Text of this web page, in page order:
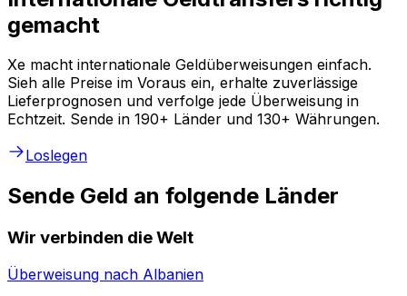
gemacht
Xe macht internationale Geldüberweisungen einfach.
Sieh alle Preise im Voraus ein, erhalte zuverlässige
Lieferprognosen und verfolge jede Überweisung in
Echtzeit. Sende in 190+ Länder und 130+ Währungen.
Loslegen
Sende Geld an folgende Länder
Wir verbinden die Welt
Überweisung nach Albanien